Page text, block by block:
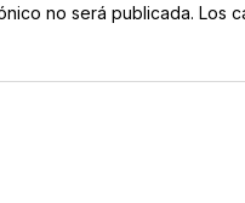
no será publicada. Los